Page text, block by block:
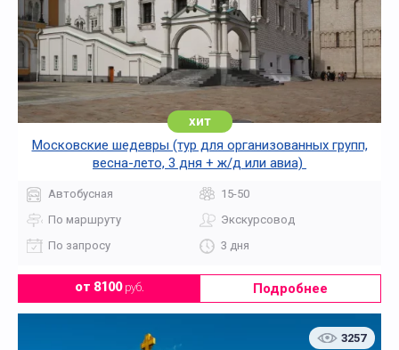
хит
Московские шедевры (тур для организованных групп,
весна-лето, 3 дня + ж/д или авиа)
Автобусная
15-50
По маршруту
Экскурсовод
По запросу
3 дня
от 8100руб. Подробнее
3257